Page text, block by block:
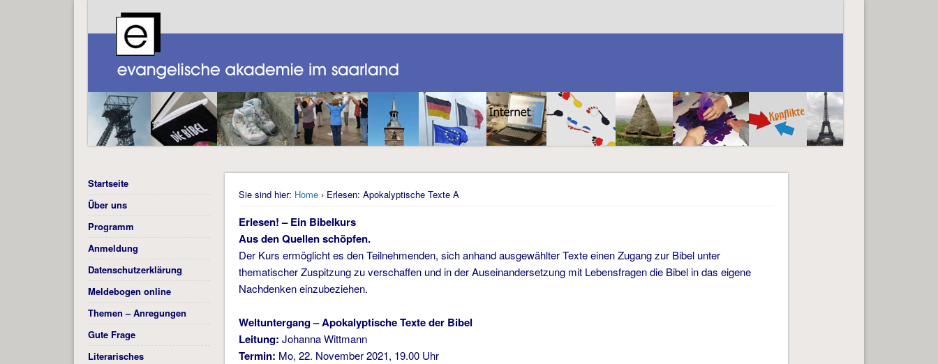
Sie sind hier: Home › Erlesen: Apokalyptische Texte A
Erlesen! – Ein Bibelkurs
Aus den Quellen schöpfen.
Der Kurs ermöglicht es den Teilnehmenden, sich anhand ausgewählter Texte einen Zugang zur Bibel unter
thematischer Zuspitzung zu verschaffen und in der Auseinandersetzung mit Lebensfragen die Bibel in das eigene
Nachdenken einzubeziehen.
Weltuntergang – Apokalyptische Texte der Bibel
Leitung: Johanna Wittmann
Termin: Mo, 22. November 2021, 19.00 Uhr
Startseite
Über uns
Programm
Anmeldung
Datenschutzerklärung
Meldebogen online
Themen – Anregungen
Gute Frage
Literarisches